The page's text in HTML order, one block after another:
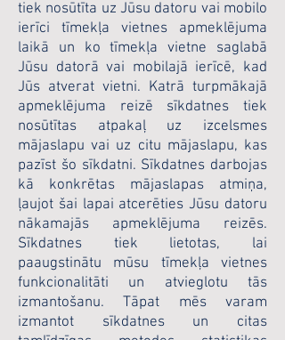
tiek nosūtīta uz Jūsu datoru vai mobilo
ierīci tīmekļa vietnes apmeklējuma
laikā un ko tīmekļa vietne saglabā
Jūsu datorā vai mobilajā ierīcē, kad
Jūs atverat vietni. Katrā turpmākajā
apmeklējuma reizē sīkdatnes tiek
nosūtītas atpakaļ uz izcelsmes
mājaslapu vai uz citu mājaslapu, kas
pazīst šo sīkdatni. Sīkdatnes darbojas
kā konkrētas mājaslapas atmiņa,
ļaujot šai lapai atcerēties Jūsu datoru
nākamajās apmeklējuma reizēs.
Sīkdatnes tiek lietotas, lai
paaugstinātu mūsu tīmekļa vietnes
funkcionalitāti un atvieglotu tās
izmantošanu. Tāpat mēs varam
izmantot sīkdatnes un citas